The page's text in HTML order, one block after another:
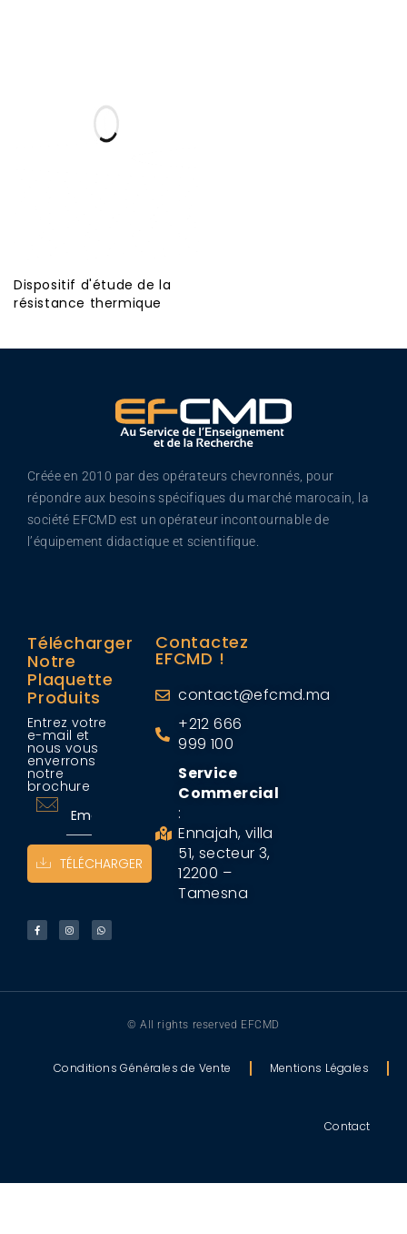
Dispositif d'étude de la
résistance thermique
Créée en 2010 par des opérateurs chevronnés, pour
répondre aux besoins spécifiques du marché marocain, la
société EFCMD est un opérateur incontournable de
l’équipement didactique et scientifique.
Télécharger
Notre
Plaquette
Produits
Entrez votre
e-mail et
nous vous
enverrons
notre
brochure
TÉLÉCHARGER
Contactez
EFCMD !
contact@efcmd.ma
+212 666
999 100
Service
Commercial
:
Ennajah, villa
51, secteur 3,
12200 –
Tamesna
© All rights reserved EFCMD
Conditions Générales de Vente Mentions Légales
Contact